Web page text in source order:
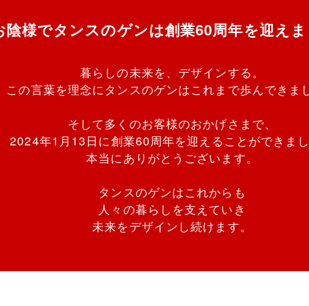
陰様でタンスのゲンは創業60周年を迎え
暮らしの未来を、デザインする。
この言葉を理念にタンスのゲンはこれまで歩んできま
そして多くのお客様のおかげさまで、
2024年1月13日に創業60周年を迎えることができま
本当にありがとうございます。
タンスのゲンはこれからも
人々の暮らしを支えていき
未来をデザインし続けます。